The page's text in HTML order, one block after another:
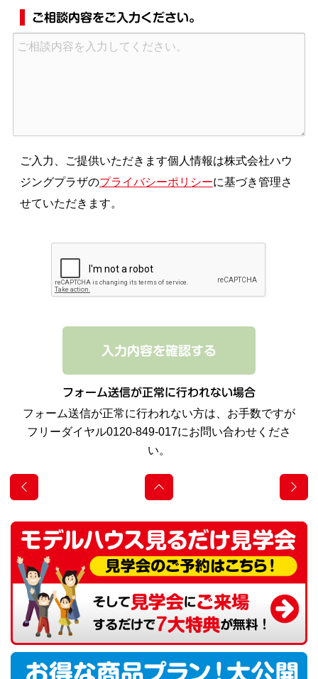
ご相談内容をご入力ください。
ご入力、ご提供いただきます個人情報は株式会社ハウ
ジングプラザのプライバシーポリシーに基づき管理さ
せていただきます。
フォーム送信が正常に行われない場合
フォーム送信が正常に行われない方は、お手数ですが
フリーダイヤル0120-849-017にお問い合わせくださ
い。